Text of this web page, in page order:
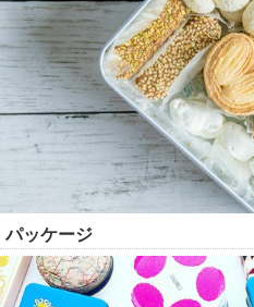
パッケージ